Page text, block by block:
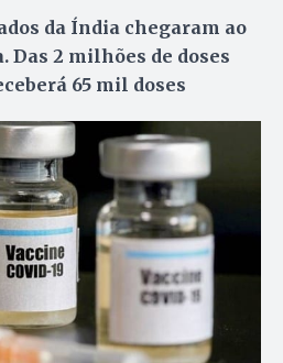
da Índia chegaram ao
2 milhões de doses
65 mil doses